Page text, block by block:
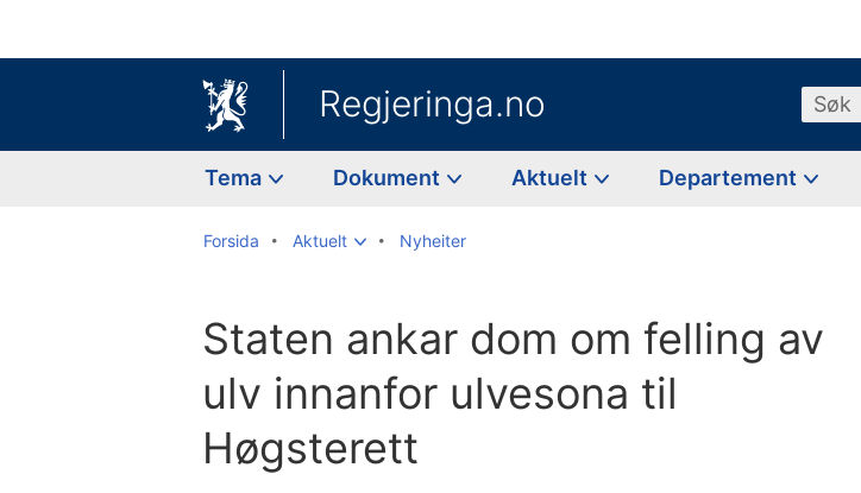
Regjeringa.no Søk
Tema Dokument Aktuelt Departement
Forsida Aktuelt Nyheiter
Staten ankar dom om felling av
ulv innanfor ulvesona til
Høgsterett